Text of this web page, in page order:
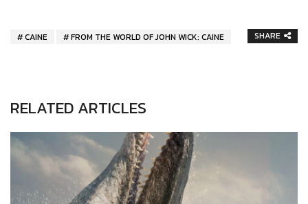
CAINE FROM THE WORLD OF JOHN WICK: CAINE SHARE
RELATED ARTICLES